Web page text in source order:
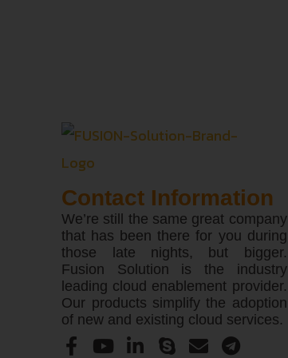
Contact Information
We’re still the same great company
that has been there for you during
those late nights, but bigger.
Fusion Solution is the industry
leading cloud enablement provider.
Our products simplify the adoption
of new and existing cloud services.